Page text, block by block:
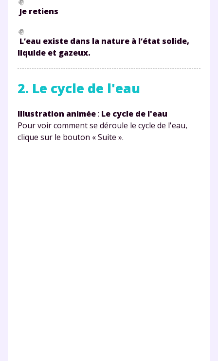
Je retiens
L’eau existe dans la nature à l’état solide,
liquide et gazeux.
2. Le cycle de l'eau
Illustration animée: Le cycle de l'eau
Pour voir comment se déroule le cycle de l'eau,
clique sur le bouton « Suite ».